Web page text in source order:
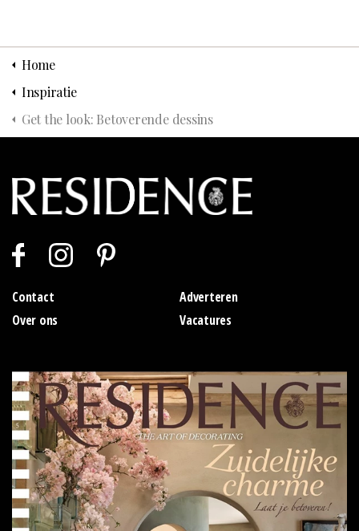
Home
Inspiratie
Get the look: Betoverende dessins
Contact
Adverteren
Over ons
Vacatures